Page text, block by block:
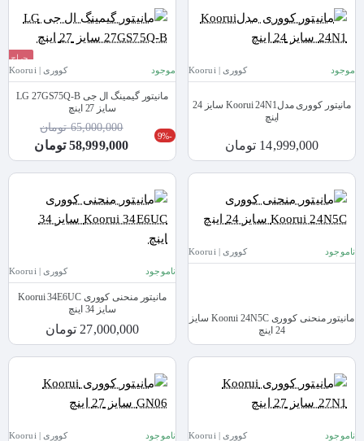
موجود کووری | Koorui
مانیتور کووری مدلKoorui 24N1 سایز 24
اینچ
14,999,000 تومان
حراج
موجود
کووری | Koorui
مانیتور گیمینگ ال جی LG 27GS75Q-B
سایز 27 اینچ
-9%
58,999,000 تومان
65,000,000 تومان
ناموجود کووری | Koorui
مانیتور منحنی کووری Koorui 24N5C سایز
24 اینچ
ناموجود کووری | Koorui
مانیتور منحنی کووری Koorui 34E6UC
سایز 34 اینچ
27,000,000 تومان
ناموجود کووری | Koorui ناموجود کووری | Koorui